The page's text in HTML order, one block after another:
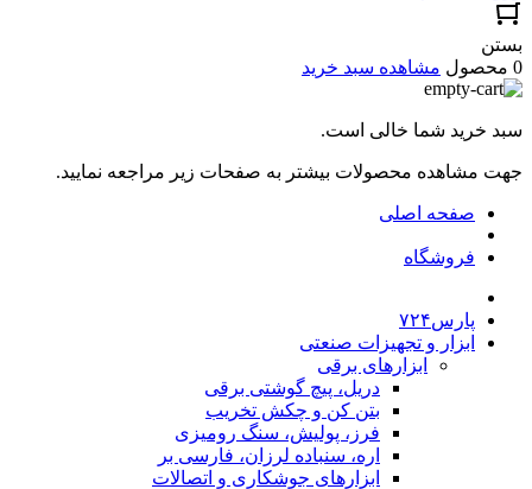
بستن
0 محصول
مشاهده سبد خرید
سبد خرید شما خالی است.
جهت مشاهده محصولات بیشتر به صفحات زیر مراجعه نمایید.
صفحه اصلی
فروشگاه
پارس۷۲۴
ابزار و تجهیزات صنعتی
ابزارهای برقی
دریل، پیچ گوشتی برقی
بتن کن و چکش تخریب
فرز، پولیش، سنگ رومیزی
اره، سنباده لرزان، فارسی بر
ابزارهای جوشکاری و اتصالات